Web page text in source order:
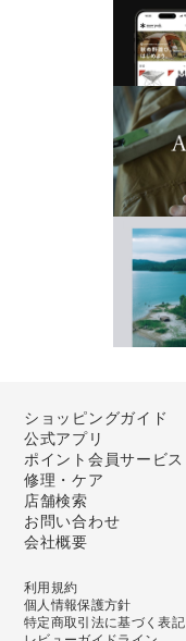
ショッピングガイド
公式アプリ
ポイント会員サービス
修理・ケア
店舗検索
お問い合わせ
会社概要
利用規約
個人情報保護方針
特定商取引法に基づく表記